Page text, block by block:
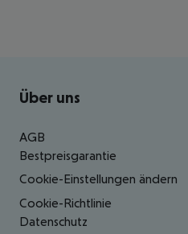
Footer navigation
Über uns
AGB
Bestpreisgarantie
Cookie-Einstellungen ändern
Cookie-Richtlinie
Datenschutz